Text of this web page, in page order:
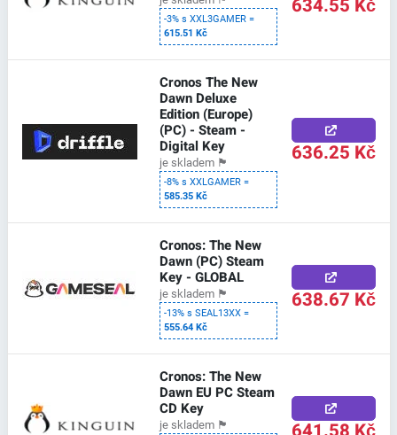
-3% s XXL3GAMER =
615.51 Kč
634.55 Kč
Cronos The New
Dawn Deluxe
Edition (Europe)
(PC) - Steam -
Digital Key
je skladem 🏴
-8% s XXLGAMER =
585.35 Kč
636.25 Kč
Cronos: The New
Dawn (PC) Steam
Key - GLOBAL
je skladem 🏴
-13% s SEAL13XX =
555.64 Kč
638.67 Kč
Cronos: The New
Dawn EU PC Steam
CD Key
je skladem 🏴